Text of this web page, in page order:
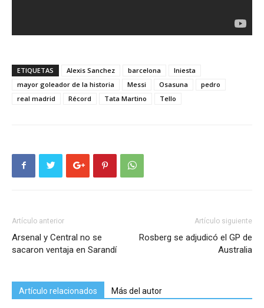
ETIQUETAS Alexis Sanchez barcelona
Iniesta
mayor goleador de la historia
Messi Osasuna
pedro
real madrid
Récord Tata Martino Tello
Artículo anterior
Arsenal y Central no se
sacaron ventaja en Sarandí
Artículo siguiente
Rosberg se adjudicó el GP de
Australia
Artículo relacionados Más del autor